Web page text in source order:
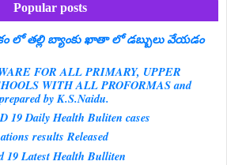
Popular posts
లో తల్లి బ్యాంకు ఖాతా లో డబ్బులు వేయడం
FOR ALL PRIMARY, UPPER
WITH ALL PROFORMAS and
by K.S.Naidu.
19 Daily Health Buliten cases
results Released
19 Latest Health Bulliten